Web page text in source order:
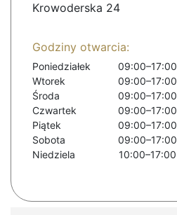
Krowoderska 24
Godziny otwarcia:
Poniedziałek
09:00–17:00
Wtorek
09:00–17:00
Środa
09:00–17:00
Czwartek
09:00–17:00
Piątek
09:00–17:00
Sobota
09:00–17:00
Niedziela
10:00–17:00